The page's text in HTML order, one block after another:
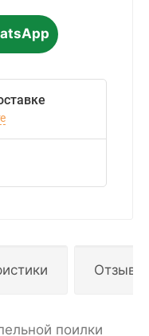
поилки